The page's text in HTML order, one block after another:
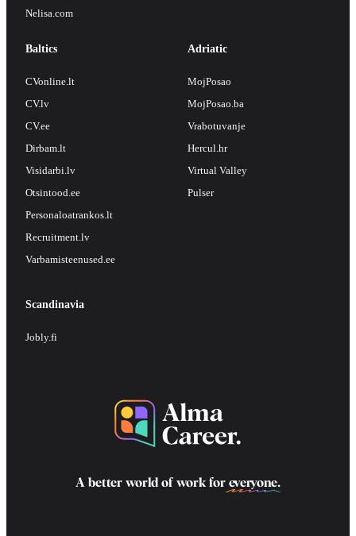
Nelisa.com
Baltics
CVonline.lt
CV.lv
CV.ee
Dirbam.lt
Visidarbi.lv
Otsintood.ee
Personaloatrankos.lt
Recruitment.lv
Varbamisteenused.ee
Adriatic
MojPosao
MojPosao.ba
Vrabotuvanje
Hercul.hr
Virtual Valley
Pulser
Scandinavia
Jobly.fi
A better world of work for everyone.